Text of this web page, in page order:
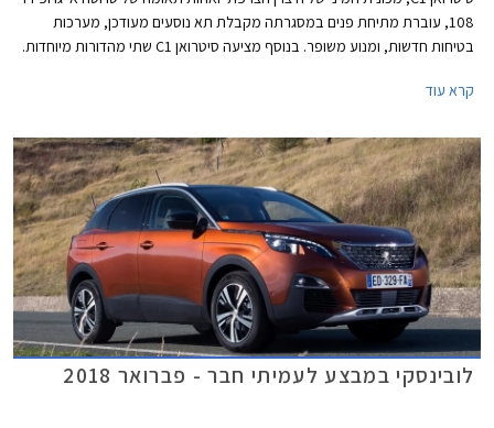
108, עוברת מתיחת פנים במסגרתה מקבלת תא נוסעים מעודכן, מערכות
בטיחות חדשות, ומנוע משופר. בנוסף מציעה סיטרואן C1 שתי מהדורות מיוחדות.
קרא עוד
לובינסקי במבצע לעמיתי חבר - פברואר 2018